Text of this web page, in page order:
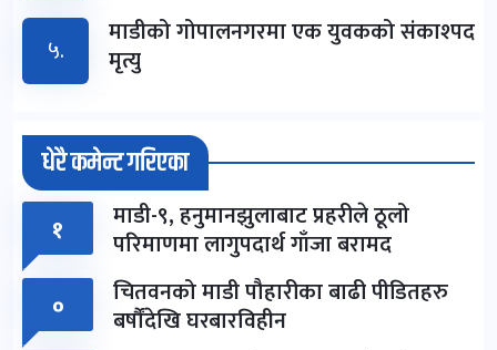
५.
माडीको गोपालनगरमा एक युवकको संकाश्पद
मृत्यु
धेरै कमेन्ट गरिएका
१ माडी-९, हनुमानझुलाबाट प्रहरीले ठूलो
परिमाणमा लागुपदार्थ गाँजा बरामद
०
चितवनको माडी पौहारीका बाढी पीडितहरु
बर्षौंदेखि घरबारविहीन